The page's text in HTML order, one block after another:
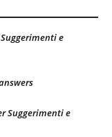
e
Suggerimenti e